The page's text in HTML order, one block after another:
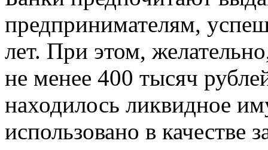
предпринимателям,
лет. При этом,
не менее 400 тысяч
находилось ликвидное
использовано в качестве